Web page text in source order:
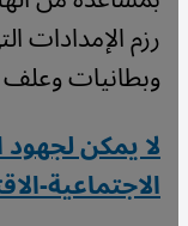
رزم الإمدادات
وبطانيات وعلف
لا يمكن لجهود
الاجتماعية-